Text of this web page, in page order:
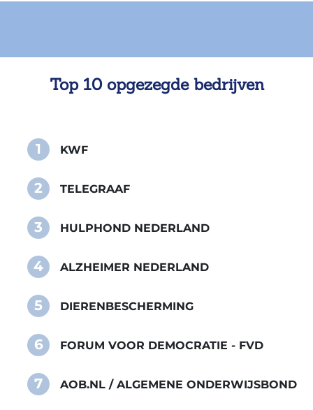
Top 10 opgezegde bedrijven
1 KWF
2 TELEGRAAF
3 HULPHOND NEDERLAND
4 ALZHEIMER NEDERLAND
5 DIERENBESCHERMING
6 FORUM VOOR DEMOCRATIE - FVD
7 AOB.NL / ALGEMENE ONDERWIJSBOND